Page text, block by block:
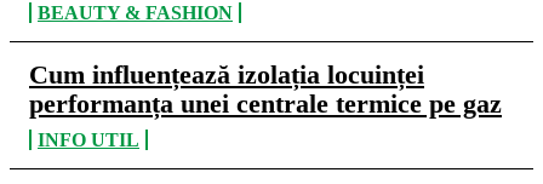
BEAUTY & FASHION
Cum influențează izolația locuinței
performanța unei centrale termice pe gaz
INFO UTIL